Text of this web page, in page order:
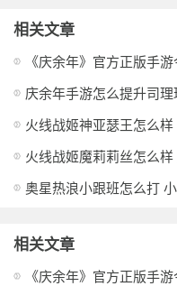
相关文章
《庆余年》官方正版手
火线战姬神亚瑟王怎么
火线战姬魔莉莉丝怎么
奥星热浪小跟班怎么打
相关文章
《庆余年》官方正版手